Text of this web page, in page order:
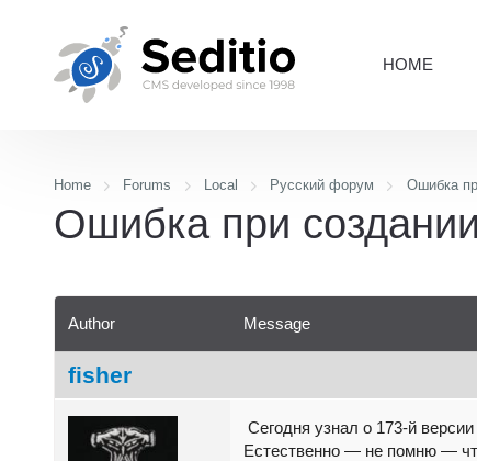
HOME
Home Forums Local Русский форум Ошибка
Ошибка при
Author Message
fisher
Сегодня узнал о 173-й
Естественно — не помню —